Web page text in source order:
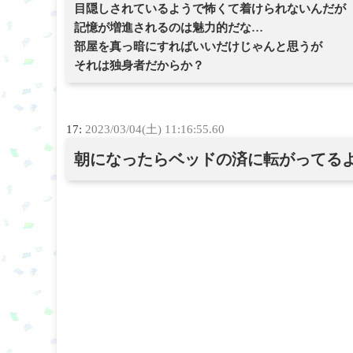
目隠しされているようで怖くて着けられないんだが
記憶が増進されるのは魅力的だな…
部屋を真っ暗にすればいいだけじゃんと思うが
それは独身者だからか？
17: 2023/03/04(土) 11:16:55.60
朝になったらベッドの済に転がってる